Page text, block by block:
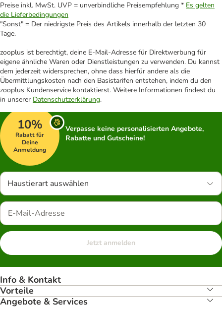
Preise inkl. MwSt. UVP = unverbindliche Preisempfehlung * Es gelten
die Lieferbedingungen
"Sonst" = Der niedrigste Preis des Artikels innerhalb der letzten 30
Tage.
zooplus ist berechtigt, deine E-Mail-Adresse für Direktwerbung für
eigene ähnliche Waren oder Dienstleistungen zu verwenden. Du kannst
dem jederzeit widersprechen, ohne dass hierfür andere als die
Übermittlungskosten nach den Basistarifen entstehen, indem du den
zooplus Kundenservice kontaktierst. Weitere Informationen findest du
in unserer Datenschutzerklärung.
10%
Rabatt für
Deine
Anmeldung
Verpasse keine personalisierten Angebote,
Rabatte und Gutscheine!
Haustierart auswählen
Jetzt anmelden
Info & Kontakt
Vorteile
Angebote & Services